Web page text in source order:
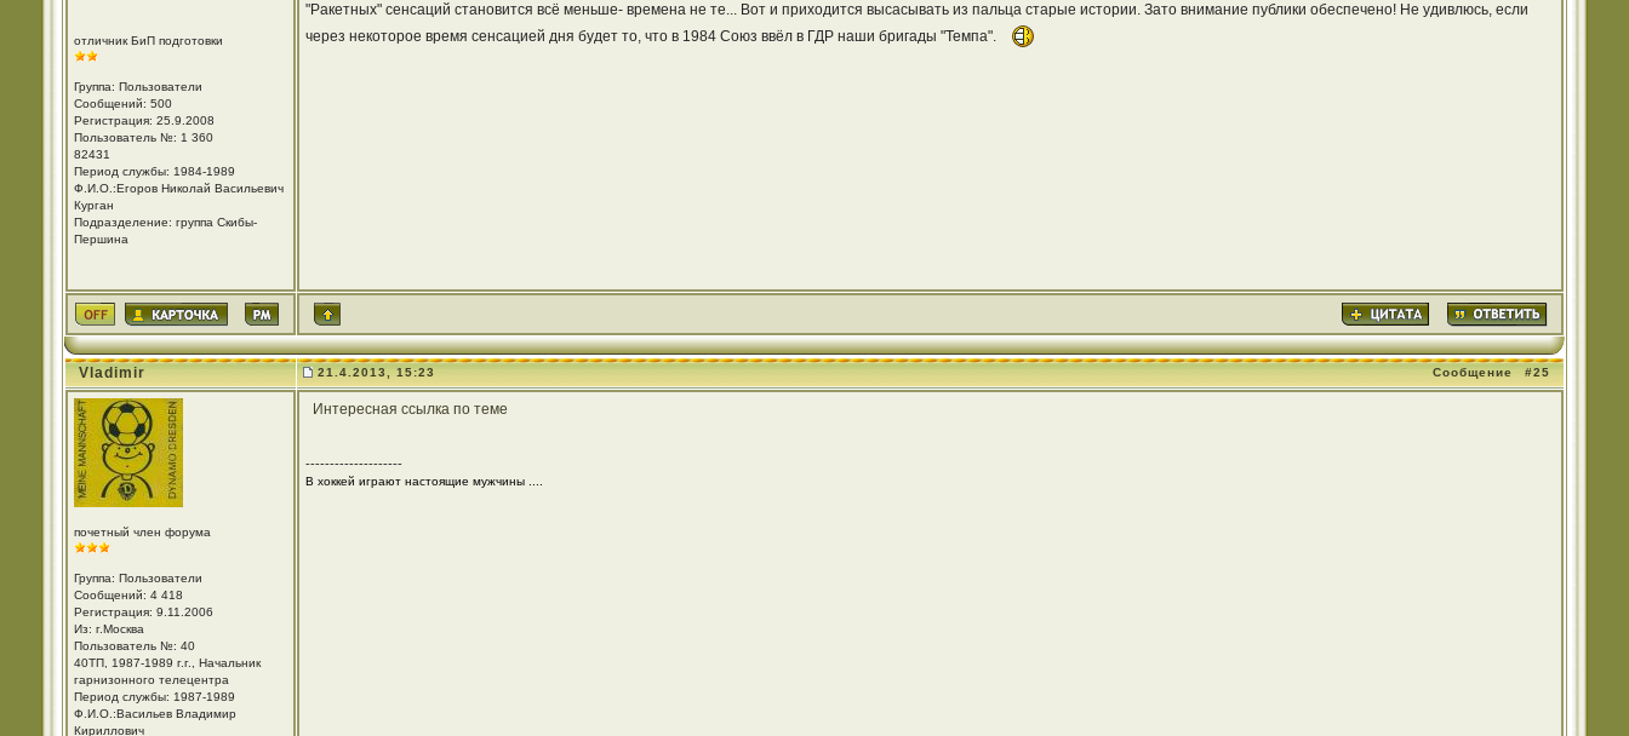
отличник БиП подготовки
Группа: Пользователи
Сообщений: 500
Регистрация: 25.9.2008
Пользователь №: 1 360
82431
Период службы: 1984-1989
Ф.И.О.:Егоров Николай Васильевич
Курган
Подразделение: группа Скибы-
Першина
"Ракетных" сенсаций становится всё меньше- времена не те... Вот и приходится высасывать из пальца старые истории. Зато внимание публики обеспечено! Не удивлюсь, если
через некоторое время сенсацией дня будет то, что в 1984 Союз ввёл в ГДР наши бригады "Темпа".
Vladimir 21.4.2013, 15:23 Сообщение #25
почетный член форума
Группа: Пользователи
Сообщений: 4 418
Регистрация: 9.11.2006
Из: г.Москва
Пользователь №: 40
40ТП, 1987-1989 г.г., Начальник
гарнизонного телецентра
Период службы: 1987-1989
Ф.И.О.:Васильев Владимир
Кириллович
Интересная ссылка по теме
--------------------
В хоккей играют настоящие мужчины ....